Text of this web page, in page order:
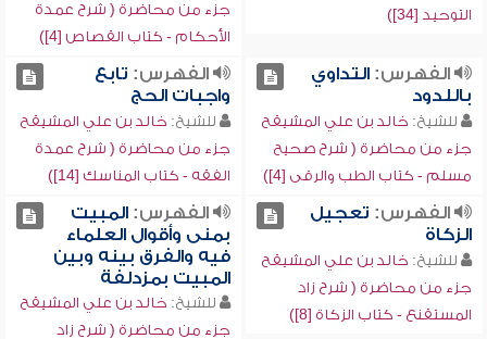
التوحيد [34])
جزء من محاضرة ( شرح عمدة
الأحكام - كتاب القصاص [4])
الفهرس:التداوي
باللدود
للشيخ: خالد بن علي المشيقح
جزء من محاضرة ( شرح صحيح
مسلم - كتاب الطب والرقى [4])
الفهرس: تابع
واجبات الحج
للشيخ: خالد بن علي المشيقح
جزء من محاضرة ( شرح عمدة
الفقه - كتاب المناسك [14])
الفهرس: تعجيل
الزكاة
للشيخ: خالد بن علي المشيقح
جزء من محاضرة ( شرح زاد
المستقنع - كتاب الزكاة [8])
الفهرس:المبيت
بمنى وأقوال العلماء
فيه والفرق بينه وبين
المبيت بمزدلفة
للشيخ: خالد بن علي المشيقح
جزء من محاضرة ( شرح زاد